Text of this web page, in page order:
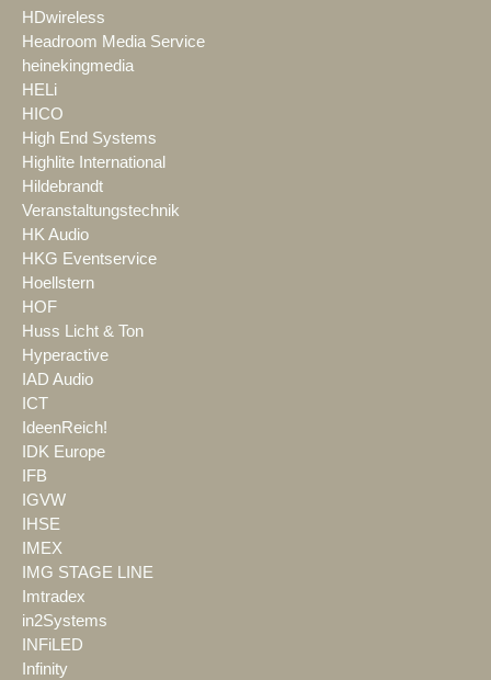
HDwireless
Headroom Media Service
heinekingmedia
HELi
HICO
High End Systems
Highlite International
Hildebrandt
Veranstaltungstechnik
HK Audio
HKG Eventservice
Hoellstern
HOF
Huss Licht & Ton
Hyperactive
IAD Audio
ICT
IdeenReich!
IDK Europe
IFB
IGVW
IHSE
IMEX
IMG STAGE LINE
Imtradex
in2Systems
INFiLED
Infinity